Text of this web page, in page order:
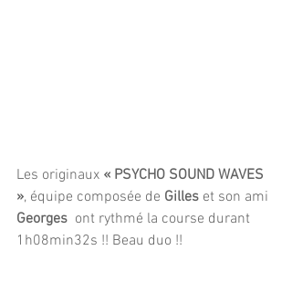
Les originaux « PSYCHO SOUND WAVES
», équipe composée de Gilles et son ami
Georges ont rythmé la course durant
1h08min32s !! Beau duo !!